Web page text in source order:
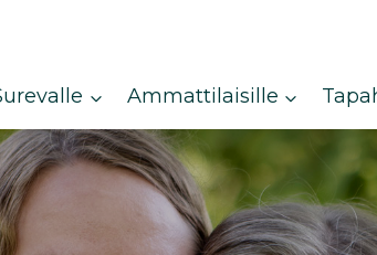
Ammattilaisille